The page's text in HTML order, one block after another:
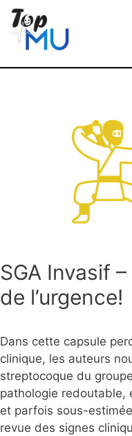
SGA Invasif
de l’urgence!
Dans cette capsule
clinique, les auteurs
streptocoque du
pathologie redoutable,
et parfois sous-
revue des signes